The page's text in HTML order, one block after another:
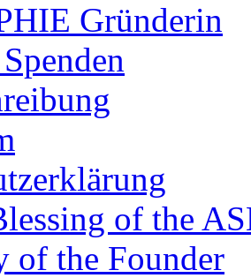
Gründerin
of the
of the Founder